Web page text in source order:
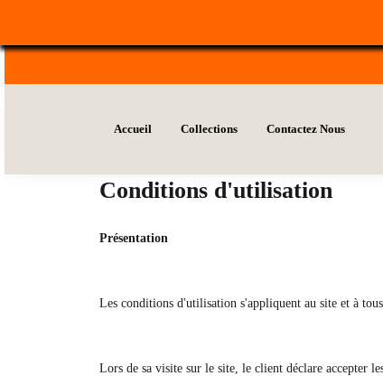
Accueil Collections Contactez Nous
Conditions d'utilisation
Présentation
Les conditions d'utilisation s'appliquent au site et à
Lors de sa visite sur le site, le client déclare accepter